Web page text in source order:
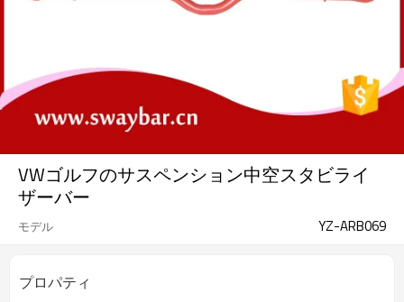
VWゴルフのサスペンション中空スタビライ
ザーバー
モデル YZ-ARB069
プロパティ